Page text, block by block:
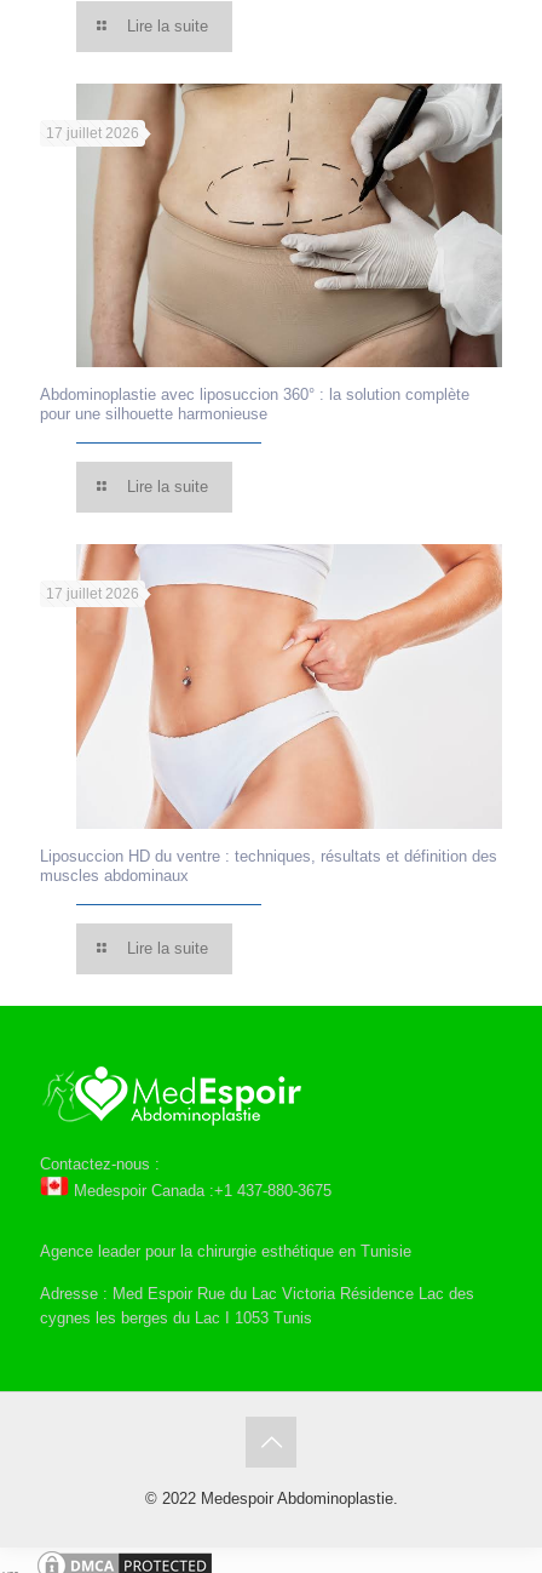
Lire la suite
17 juillet 2026
Abdominoplastie avec liposuccion 360° : la solution complète
pour une silhouette harmonieuse
Lire la suite
17 juillet 2026
Liposuccion HD du ventre : techniques, résultats et définition des
muscles abdominaux
Lire la suite
Contactez-nous :
Medespoir Canada :+1 437-880-3675
Agence leader pour la chirurgie esthétique en Tunisie
Adresse : Med Espoir Rue du Lac Victoria Résidence Lac des
cygnes les berges du Lac I 1053 Tunis
© 2022 Medespoir Abdominoplastie.